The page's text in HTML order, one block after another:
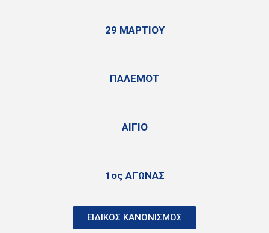
29 ΜΑΡΤΙΟΥ
ΠΑΛΕΜΟΤ
ΑΙΓΙΟ
1ος ΑΓΩΝΑΣ
ΕΙΔΙΚΟΣ ΚΑΝΟΝΙΣΜΟΣ